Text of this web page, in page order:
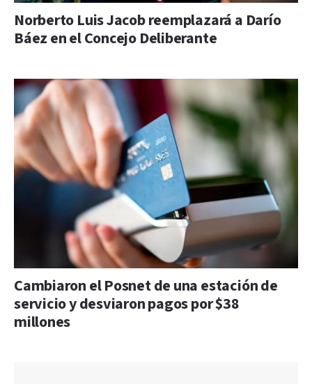
Norberto Luis Jacob reemplazará a Darío
Báez en el Concejo Deliberante
Cambiaron el Posnet de una estación de
servicio y desviaron pagos por $38
millones